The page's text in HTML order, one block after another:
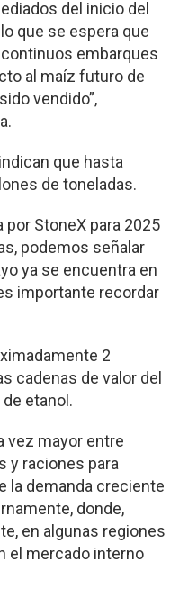
del inicio del
que se espera que
embarques
al maíz futuro de
vendido”,
que hasta
de toneladas.
StoneX para 2025
podemos señalar
ya se encuentra en
importante recordar
2
cadenas de valor del
etanol.
vez mayor entre
y raciones para
la demanda creciente
donde,
en algunas regiones
el mercado interno